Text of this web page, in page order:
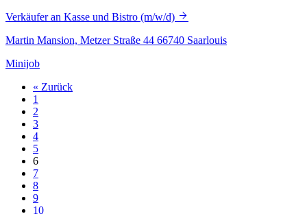
Verkäufer an Kasse und Bistro (m/w/d)
Martin Mansion, Metzer Straße 44 66740 Saarlouis
Minijob
« Zurück
1
2
3
4
5
6
7
8
9
10